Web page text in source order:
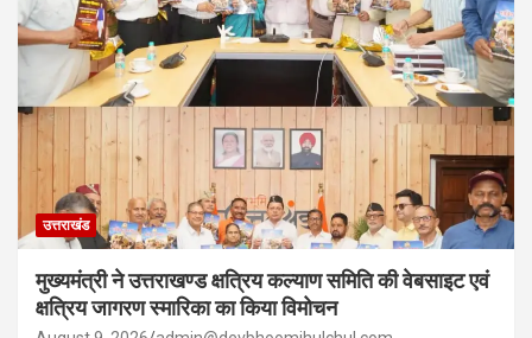
उत्तराखंड
मुख्यमंत्री ने उत्तराखण्ड क्षत्रिय कल्याण समिति की वेबसाइट एवं
क्षत्रिय जागरण स्मारिका का किया विमोचन